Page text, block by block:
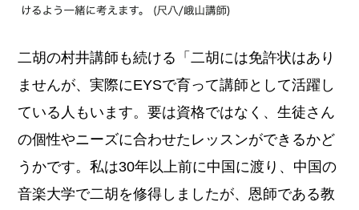
二胡の村井講師も続ける「二胡には免許状はあり
ませんが、実際にEYSで育って講師として活躍し
ている人もいます。要は資格ではなく、生徒さん
の個性やニーズに合わせたレッスンができるかど
うかです。私は30年以上前に中国に渡り、中国の
音楽大学で二胡を修得しましたが、恩師である教